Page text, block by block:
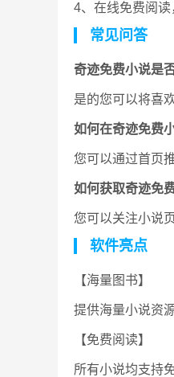
4、在线免费阅读
常见问答
奇迹免费小说是
是的您可以将喜
如何在奇迹免费
您可以通过首页
如何获取奇迹免
您可以关注小说
软件亮点
【海量图书】
提供海量小说资
【免费阅读】
所有小说均支持